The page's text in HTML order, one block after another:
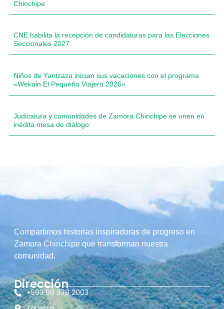
Chinchipe
CNE habilita la recepción de candidaturas para las Elecciones
Seccionales 2027
Niños de Yantzaza inician sus vacaciones con el programa
«Wekain El Pequeño Viajero 2026»
Judicatura y comunidades de Zamora Chinchipe se unen en
inédita mesa de diálogo
Compartimos historias inspiradoras de progreso en
Zamora Chinchipe que transforman nuestra
comunidad.
Dirección
+593 99 378 2003